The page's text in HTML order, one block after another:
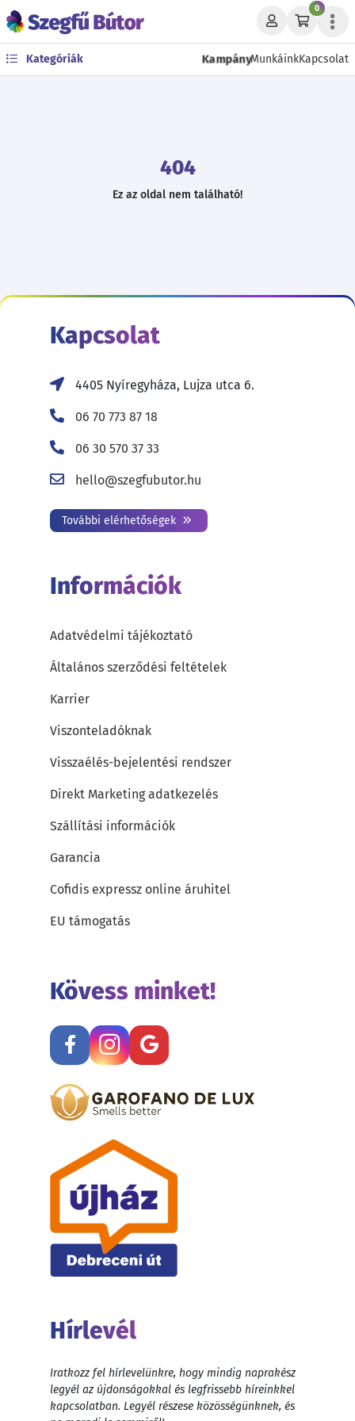
0
Kategóriák KampányMunkáinkKapcsolat
404
Ez az oldal nem található!
Kapcsolat
4405 Nyíregyháza, Lujza utca 6.
06 70 773 87 18
06 30 570 37 33
hello@szegfubutor.hu
További elérhetőségek
Információk
Adatvédelmi tájékoztató
Általános szerződési feltételek
Karrier
Viszonteladóknak
Visszaélés-bejelentési rendszer
Direkt Marketing adatkezelés
Szállítási információk
Garancia
Cofidis expressz online áruhitel
EU támogatás
Kövess minket!
Hírlevél
Iratkozz fel hírlevelünkre, hogy mindig naprakész
legyél az újdonságokkal és legfrissebb híreinkkel
kapcsolatban. Legyél részese közösségünknek, és